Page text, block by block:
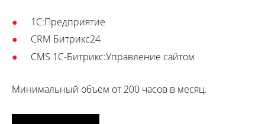
1С:Предприятие
CRM Битрикс24
CMS 1С-Битрикс:Управление сайтом
Минимальный объем от 200 часов в месяц.